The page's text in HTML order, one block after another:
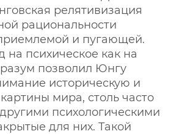
релятивизация
рациональности
и пугающей.
на психическое как на
позволил Юнгу
историческую и
мира, столь часто
психологическими
для них. Такой